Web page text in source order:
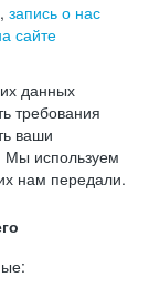
запись о нас
сайте
данных
требования
ваши
Мы используем
нам передали.